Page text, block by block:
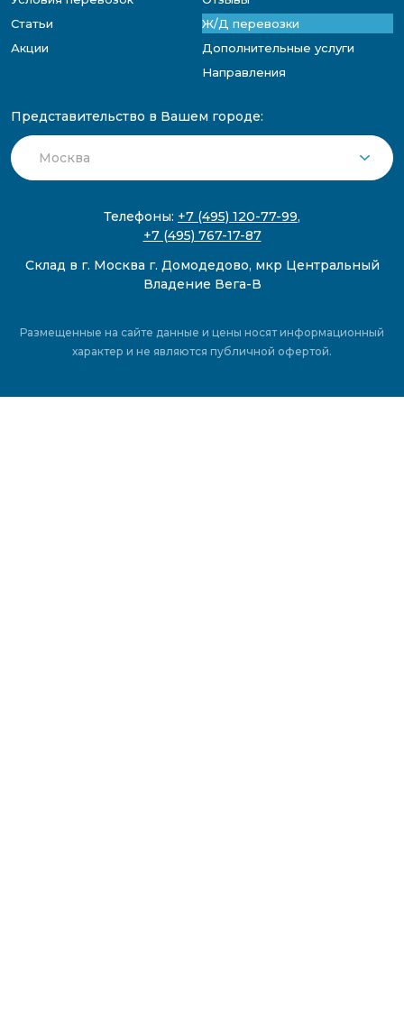
Статьи
Ж/Д перевозки
Акции
Дополнительные услуги
Направления
Представительство в Вашем городе:
Телефоны: +7 (495) 120-77-99,
+7 (495) 767-17-87
Склад в г. Москва г. Домодедово, мкр Центральный
Владение Вега-В
Размещенные на сайте данные и цены носят информационный
характер и не являются публичной офертой.